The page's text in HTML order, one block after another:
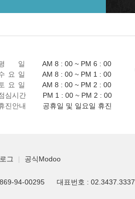
일
AM 8 : 00 ~ PM 6 : 00
요 일
AM 8 : 00 ~ PM 1 : 00
요 일
AM 8 : 00 ~ PM 2 : 00
심시간
PM 1 : 00 ~ PM 2 : 00
진안내
공휴일 및 일요일 휴진
그 | 공식Modoo
94-00295
대표번호 : 02.3437.3337